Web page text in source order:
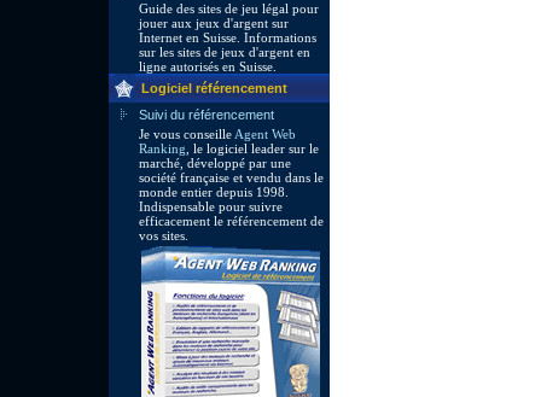
Guide des sites de jeu légal pour
jouer aux jeux d'argent sur
Internet en Suisse. Informations
sur les sites de jeux d'argent en
ligne autorisés en Suisse.
Logiciel référencement
Suivi du référencement
Je vous conseille Agent Web
Ranking , le logiciel leader sur le
marché, développé par une
société française et vendu dans le
monde entier depuis 1998.
Indispensable pour suivre
efficacement le référencement de
vos sites.